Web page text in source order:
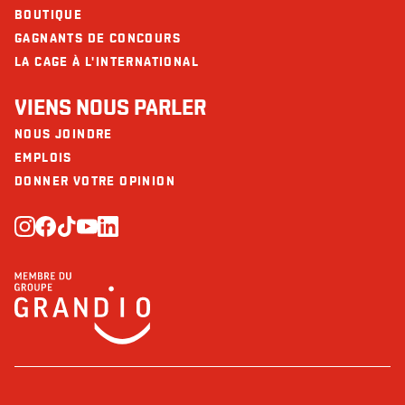
BOUTIQUE
GAGNANTS DE CONCOURS
LA CAGE À L'INTERNATIONAL
VIENS NOUS PARLER
NOUS JOINDRE
EMPLOIS
DONNER VOTRE OPINION